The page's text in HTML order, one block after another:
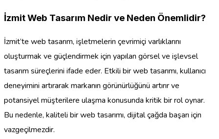
İzmit Web Tasarım Nedir ve Neden Önemlidir?
İzmit’te web tasarım, işletmelerin çevrimiçi varlıklarını
oluşturmak ve güçlendirmek için yapılan görsel ve işlevsel
tasarım süreçlerini ifade eder. Etkili bir web tasarımı, kullanıcı
deneyimini artırarak markanın görünürlüğünü artırır ve
potansiyel müşterilere ulaşma konusunda kritik bir rol oynar.
Bu nedenle, kaliteli bir web tasarımı, dijital çağda başarı için
vazgeçilmezdir.